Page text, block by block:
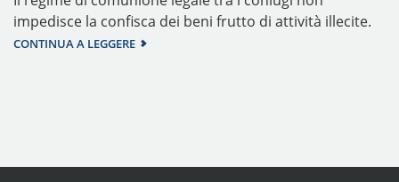
impedisce la confisca dei beni frutto di attività illecite.
CONTINUA A LEGGERE